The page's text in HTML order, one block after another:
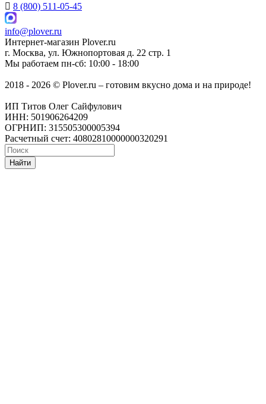
8 (800) 511-05-45
info@plover.ru
Интернет-магазин Plover.ru
г. Москва, ул. Южнопортовая д. 22 стр. 1
Мы работаем пн-сб: 10:00 - 18:00
2018 - 2026 © Plover.ru – готовим вкусно дома и на природе!
ИП Титов Олег Сайфулович
ИНН: 501906264209
ОГРНИП: 315505300005394
Расчетный счет: 40802810000000320291
Найти